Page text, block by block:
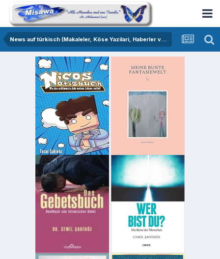
News auf türkisch (Makaleler, Köse Yazilari, Haberler vs.)